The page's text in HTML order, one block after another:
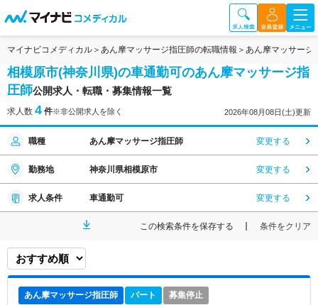
マイナビコメディカル あん摩マッサージ指圧師の転職情報 あん摩マッサージ
相模原市(神奈川県)の車通勤可のあん摩マッサージ指
圧師公開求人・転職・募集情報一覧
求人数 4 件※非公開求人を除く 2026年08月08日(土)更新
職種 あん摩マッサージ指圧師 変更する
勤務地 神奈川県相模原市 変更する
求人条件 車通勤可 変更する
この検索条件を保存する 条件をクリア
あん摩マッサージ指圧師 パート 募集停止